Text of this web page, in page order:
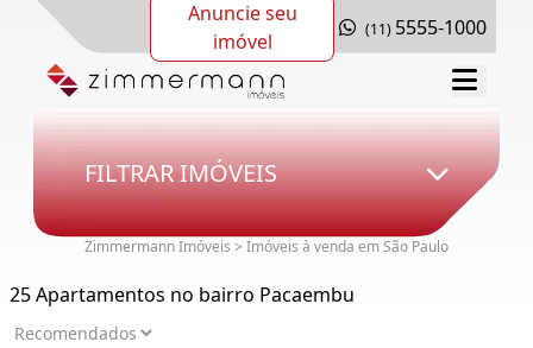
Anuncie seu
imóvel
(11) 5555-1000
FILTRAR IMÓVEIS
Zimmermann Imóveis > Imóveis à venda em São Paulo
25 Apartamentos no bairro Pacaembu